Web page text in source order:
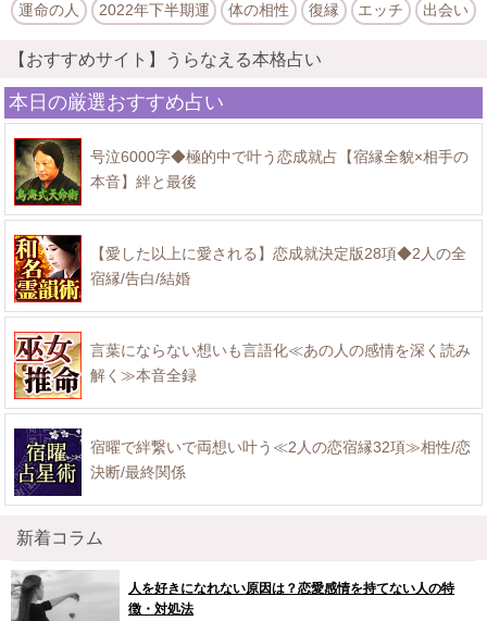
運命の人 2022年下半期運 体の相性 復縁 エッチ 出会い
【おすすめサイト】うらなえる本格占い
本日の厳選おすすめ占い
号泣6000字◆極的中で叶う恋成就占【宿縁全貌×相手の
本音】絆と最後
【愛した以上に愛される】恋成就決定版28項◆2人の全
宿縁/告白/結婚
言葉にならない想いも言語化≪あの人の感情を深く読み
解く≫本音全録
宿曜で絆繋いで両想い叶う≪2人の恋宿縁32項≫相性/恋
決断/最終関係
新着コラム
人を好きになれない原因は？恋愛感情を持てない人の特
徴・対処法